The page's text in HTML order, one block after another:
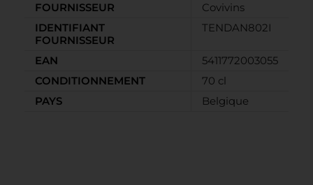
FOURNISSEUR
Covivins
IDENTIFIANT
FOURNISSEUR
TENDAN802I
EAN
5411772003055
CONDITIONNEMENT
70 cl
PAYS
Belgique